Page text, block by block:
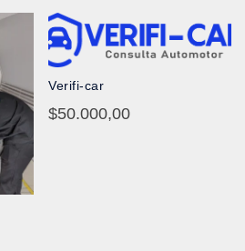
Verifi-car
$50.000,00